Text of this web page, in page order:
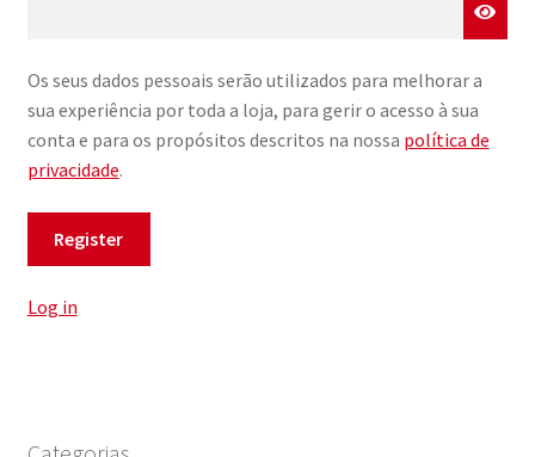
Os seus dados pessoais serão utilizados para melhorar a
sua experiência por toda a loja, para gerir o acesso à sua
conta e para os propósitos descritos na nossa política de
privacidade.
Log in